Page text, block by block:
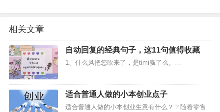
相关文章
自动回复的经典句子，这11句值得收藏
1、什么风把您吹来了，是timi赢了么。…
适合普通人做的小本创业点子
适合普通人做的小本创业生意有什么？？随着零售